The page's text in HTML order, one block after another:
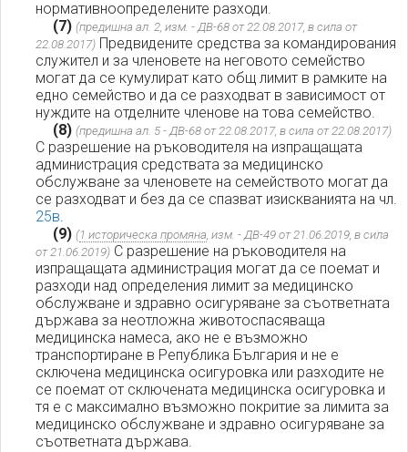
нормативноопределените разходи.
(7) (предишна ал. 2, изм. - ДВ-68 от 22.08.2017, в сила от
22.08.2017) Предвидените средства за командирования
служител и за членовете на неговото семейство
могат да се кумулират като общ лимит в рамките на
едно семейство и да се разходват в зависимост от
нуждите на отделните членове на това семейство.
(8) (предишна ал. 5 - ДВ-68 от 22.08.2017, в сила от 22.08.2017)
С разрешение на ръководителя на изпращащата
администрация средствата за медицинско
обслужване за членовете на семейството могат да
се разходват и без да се спазват изискванията на чл.
25в.
(9) (1 историческа промяна, изм. - ДВ-49 от 21.06.2019, в сила
от 21.06.2019) С разрешение на ръководителя на
изпращащата администрация могат да се поемат и
разходи над определения лимит за медицинско
обслужване и здравно осигуряване за съответната
държава за неотложна животоспасяваща
медицинска намеса, ако не е възможно
транспортиране в Република България и не е
сключена медицинска осигуровка или разходите не
се поемат от сключената медицинска осигуровка и
тя е с максимално възможно покритие за лимита за
медицинско обслужване и здравно осигуряване за
съответната държава.